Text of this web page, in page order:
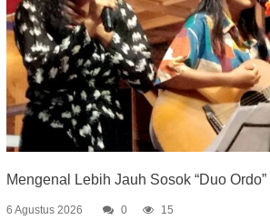
Mengenal Lebih Jauh Sosok “Duo Ordo”
6 Agustus 2026 0 15